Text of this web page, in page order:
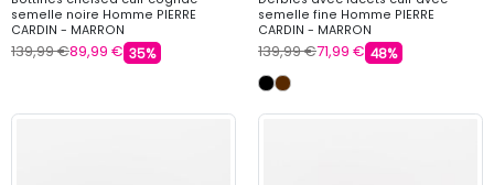
semelle noire Homme PIERRE
CARDIN - MARRON
139,99 €89,99 € 35%
semelle fine Homme PIERRE
CARDIN - MARRON
139,99 €71,99 € 48%